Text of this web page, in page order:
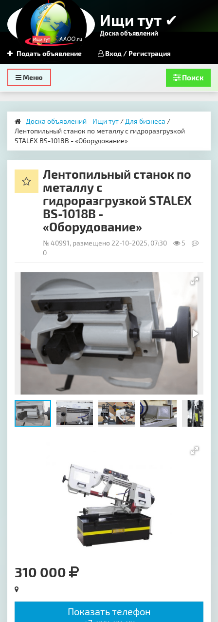
Ищи тут ✔
Доска объявлений
Подать объявление Вход / Регистрация
Toggle
navigation
Меню Поиск
Доска объявлений - Ищи тут / Для бизнеса /
Лентопильный станок по металлу с гидроразгрузкой
STALEX BS-1018B - «Оборудование»
Лентопильный станок по
металлу с
гидроразгрузкой STALEX
BS-1018B -
«Оборудование»
№ 40991, размещено 22-10-2025, 07:30
5
0
310 000
Показать телефон